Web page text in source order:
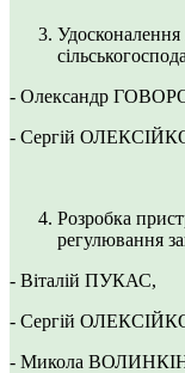
Удосконалення
- Олександр
- Сергій
Розробка
регулювання
- Віталій ПУКАС,
- Сергій
- Микола